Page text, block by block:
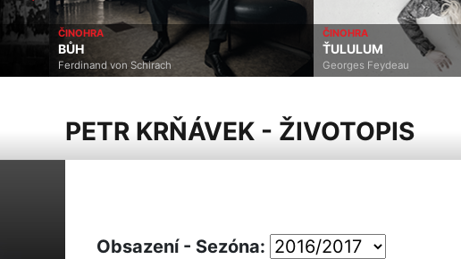
ČINOHRA
BŮH
Ferdinand von Schirach
ŤULULUM
Georges Feydeau
PETR KRŇÁVEK - ŽIVOTOPIS
Obsazení - Sezóna: